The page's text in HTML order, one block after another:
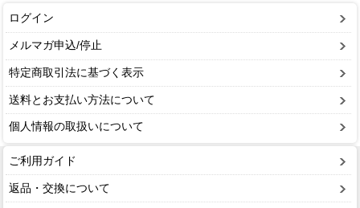
ログイン
メルマガ申込/停止
特定商取引法に基づく表示
送料とお支払い方法について
個人情報の取扱いについて
ご利用ガイド
返品・交換について